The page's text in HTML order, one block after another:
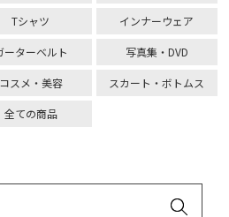
Tシャツ インナーウェア
ーターベルト 写真集・DVD
コスメ・美容 スカート・ボトムス
全ての商品